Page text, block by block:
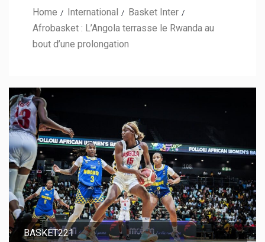
Home International
Basket Inter
Afrobasket : L’Angola terrasse le Rwanda au
bout d’une prolongation
BASKET221